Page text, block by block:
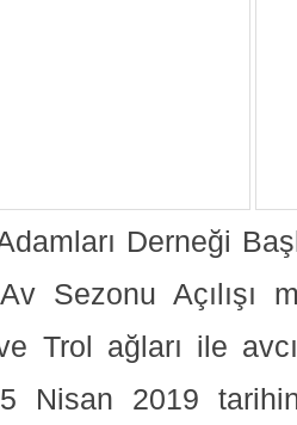
Derneği
Av Sezonu Açılışı
ve Trol ağları ile
Nisan 2019